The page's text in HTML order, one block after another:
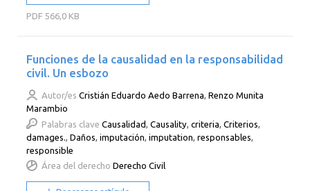
PDF 566,0 KB
Funciones de la causalidad en la responsabilidad
civil. Un esbozo
Autor/es Cristián Eduardo Aedo Barrena,Renzo Munita
Marambio
Palabras clave Causalidad ,Causality ,criteria ,Criterios
damages.
,Daños ,imputación ,imputation ,responsables
responsible
Área del derecho Derecho Civil